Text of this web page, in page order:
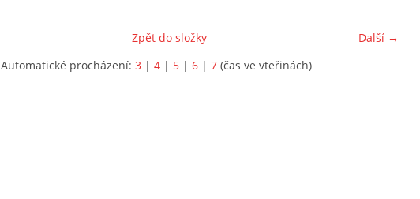
Další →
Zpět do složky
Automatické procházení: 3 | 4 | 5 | 6 | 7 (čas ve vteřinách)